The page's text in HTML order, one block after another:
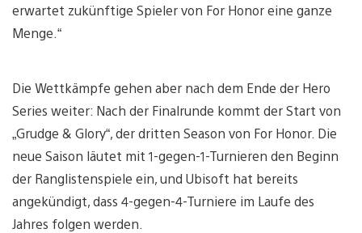
erwartet zukünftige Spieler von For Honor eine ganze
Menge.“
Die Wettkämpfe gehen aber nach dem Ende der Hero
Series weiter: Nach der Finalrunde kommt der Start von
„Grudge & Glory“, der dritten Season von For Honor. Die
neue Saison läutet mit 1-gegen-1-Turnieren den Beginn
der Ranglistenspiele ein, und Ubisoft hat bereits
angekündigt, dass 4-gegen-4-Turniere im Laufe des
Jahres folgen werden.